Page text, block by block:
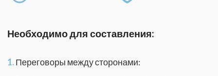
Необходимо для составления:
1.Переговоры между сторонами: